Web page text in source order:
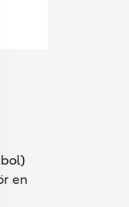
en